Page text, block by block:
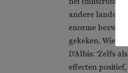
andere landen
enorme
gekeken. Wie
D’Albis: ‘Zelfs
effecten